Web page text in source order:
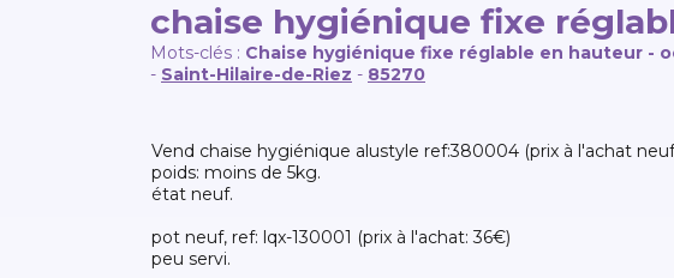
chaise hygiénique fixe
Mots-clés : Chaise hygiénique fixe réglable en hauteur -
- Saint-Hilaire-de-Riez - 85270
vend chaise hygiénique alustyle ref:380004 (prix à l'achat
poids: moins de 5kg.
état neuf.
pot neuf, ref: lqx-130001 (prix à l'achat: 36€)
peu servi.